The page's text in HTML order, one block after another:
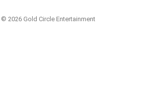
© 2026 Gold Circle Entertainment